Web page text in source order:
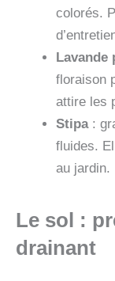
colorés.
Lavande
floraison
attire les
Stipa:
fluides.
au jardin.
Le sol :
drainant